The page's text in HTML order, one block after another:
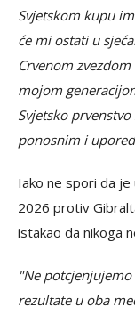
Svjetskom kupu
će mi ostati u
Crvenom
mojom
Svjetsko
ponosnim i
Iako ne spori da je
2026 protiv
istakao da nikoga
"Ne
rezultate u oba